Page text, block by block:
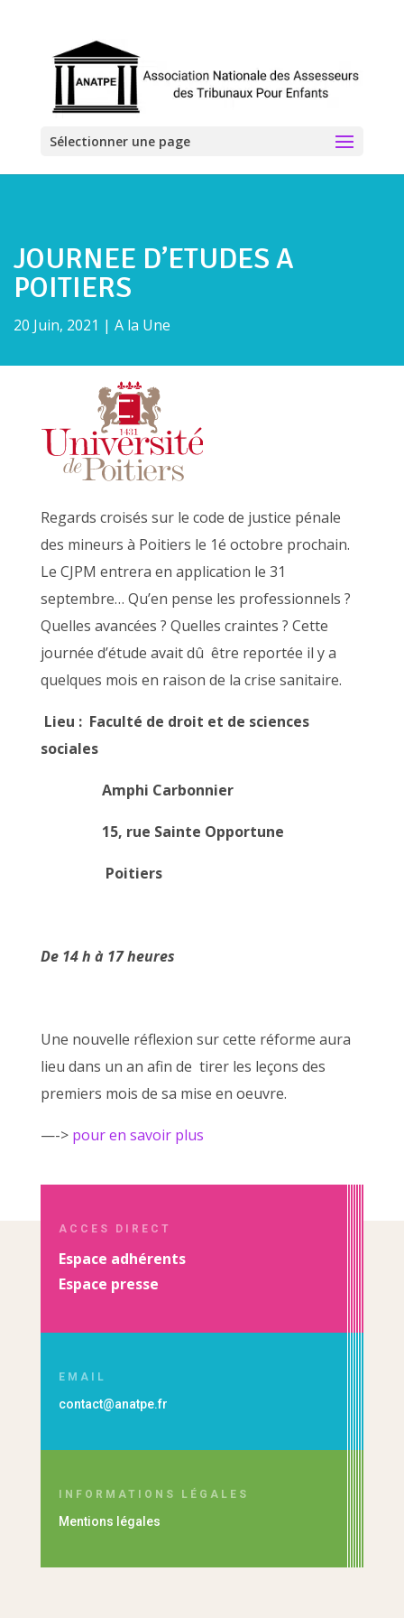
Sélectionner une page
JOURNEE D’ETUDES A
POITIERS
20 Juin, 2021 | A la Une
Regards croisés sur le code de justice pénale
des mineurs à Poitiers le 1é octobre prochain.
Le CJPM entrera en application le 31
septembre… Qu’en pense les professionnels ?
Quelles avancées ? Quelles craintes ? Cette
journée d’étude avait dû être reportée il y a
quelques mois en raison de la crise sanitaire.
Lieu : Faculté de droit et de sciences
sociales
Amphi Carbonnier
15, rue Sainte Opportune
Poitiers
De 14 h à 17 heures
Une nouvelle réflexion sur cette réforme aura
lieu dans un an afin de tirer les leçons des
premiers mois de sa mise en oeuvre.
—-> pour en savoir plus
ACCES DIRECT
Espace adhérents
Espace presse
EMAIL
contact@anatpe.fr
INFORMATIONS LÉGALES
Mentions légales